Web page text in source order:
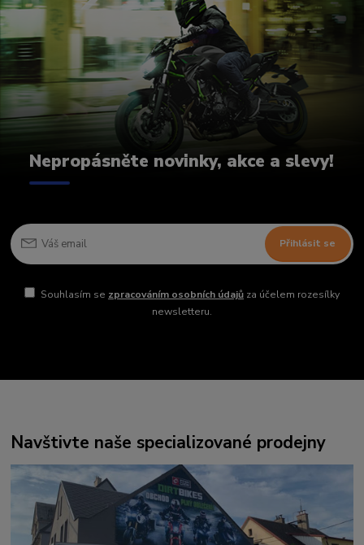
Nepropásněte novinky, akce a slevy!
Přihlásit se
Souhlasím se zpracováním osobních údajůza účelem rozesílky
newsletteru.
Navštivte naše specializované prodejny